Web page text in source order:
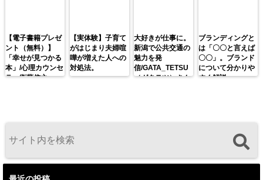
【電子書籍プレゼ
ント（無料）】
「幸せが見つかる
本」/心理カウンセ
ラー衛藤信之
【実体験】子育て
がはじまり夫婦喧
嘩が増えた人への
対処法。
大好きが仕事に。
新潟で公共交通の
魅力を発
信/GATA_TETSU
（ガタテツ）さん
ブランディングと
は「〇〇と言えば
〇〇」。ブランド
について分かりや
すく解説。